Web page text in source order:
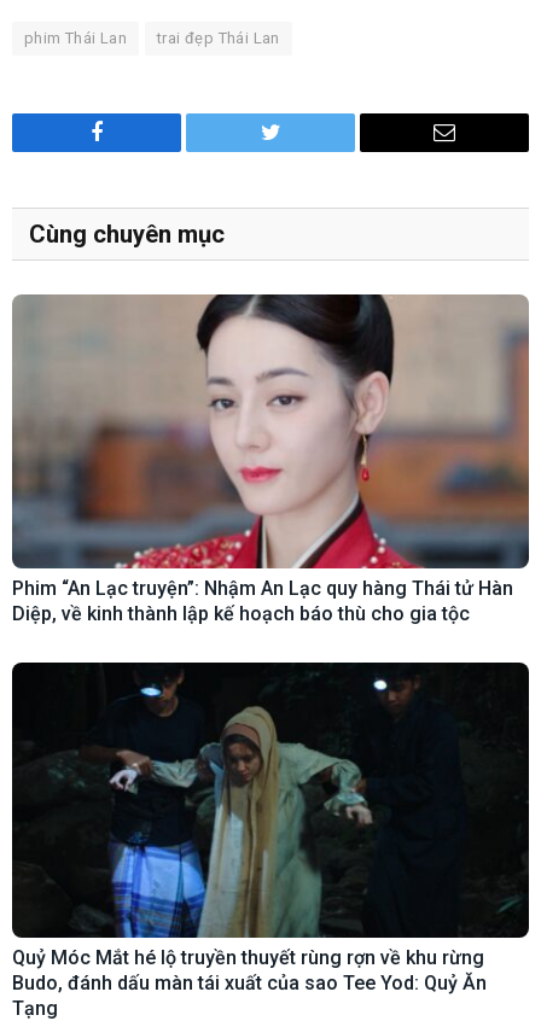
phim Thái Lan trai đẹp Thái Lan
Facebook Twitter Email
Cùng chuyên mục
Phim “An Lạc truyện”: Nhậm An Lạc quy hàng Thái tử Hàn
Diệp, về kinh thành lập kế hoạch báo thù cho gia tộc
Quỷ Móc Mắt hé lộ truyền thuyết rùng rợn về khu rừng
Budo, đánh dấu màn tái xuất của sao Tee Yod: Quỷ Ăn
Tạng